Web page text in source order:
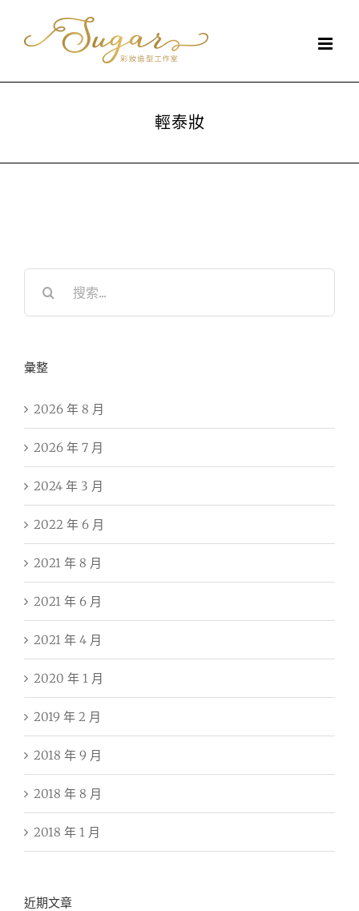
輕泰妝
結
彙整
2026 年 8 月
2026 年 7 月
2024 年 3 月
2022 年 6 月
2021 年 8 月
2021 年 6 月
2021 年 4 月
2020 年 1 月
2019 年 2 月
2018 年 9 月
2018 年 8 月
2018 年 1 月
近期文章